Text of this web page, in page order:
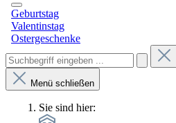
Geburtstag
Valentinstag
Ostergeschenke
Menü schließen
Sie sind hier: